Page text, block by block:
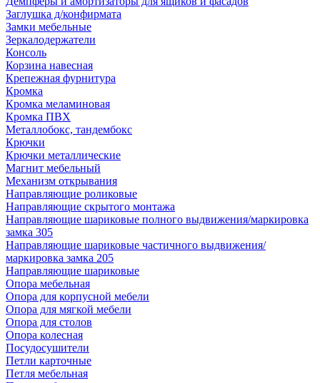
Заглушка д/конфирмата
Замки мебельные
Зеркалодержатели
Консоль
Корзина навесная
Крепежная фурнитура
Кромка
Кромка меламиновая
Кромка ПВХ
Металлобокс, тандембокс
Крючки
Крючки металлические
Магнит мебельный
Механизм открывания
Направляющие роликовые
Направляющие скрытого монтажа
Направляющие шариковые полного выдвижения/маркировка
замка 305
Направляющие шариковые частичного выдвижения/
маркировка замка 205
Направляющие шариковые
Опора мебельная
Опора для корпусной мебели
Опора для мягкой мебели
Опора для столов
Опора колесная
Посудосушители
Петли карточные
Петля мебельная